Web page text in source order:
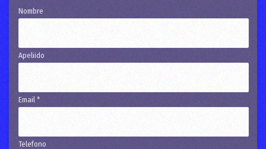
Nombre
Apeliido
Email *
Telefono